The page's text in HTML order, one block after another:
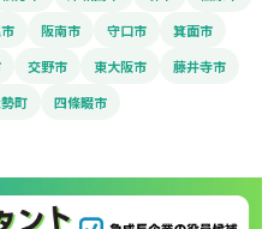
阪南市 守口市
箕面市
交野市 東大阪市
藤井寺市
町 四條畷市